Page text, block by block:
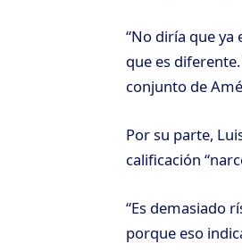
“No diría que
que es
conjunto de
Por su parte,
calificación
“Es demasiado
porque eso